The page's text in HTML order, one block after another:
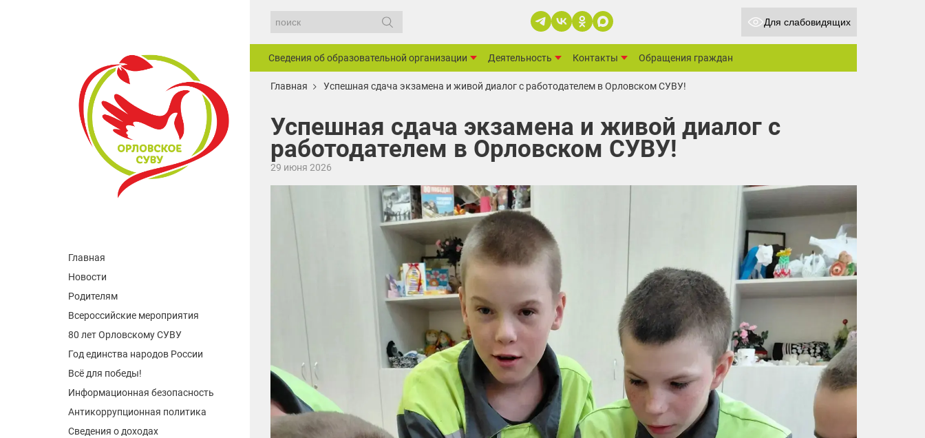
Главная
Новости
Родителям
Всероссийские мероприятия
80 лет Орловскому СУВУ
Год единства народов России
Всё для победы!
Информационная безопасность
Антикоррупционная политика
Сведения о доходах
Для слабовидящих
Сведения об образовательной организации Деятельность Контакты Обращения граждан
Главная Успешная сдача экзамена и живой диалог с работодателем в Орловском СУВУ!
Успешная сдача экзамена и живой диалог с
работодателем в Орловском СУВУ!
29 июня 2026